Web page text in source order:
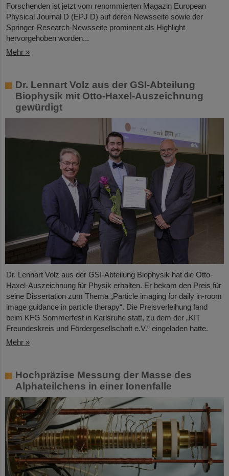
Forschenden ist jetzt vom renommierten Magazin European
Physical Journal D (EPJ D) auf deren Newsseite sowie der
Springer-Research-Newsseite prominent als Highlight
hervorgehoben worden...
Mehr »
Dr. Lennart Volz aus der GSI-Abteilung
Biophysik mit Otto-Haxel-Auszeichnung
gewürdigt
Dr. Lennart Volz aus der GSI-Abteilung Biophysik hat die Otto-
Haxel-Auszeichnung für Physik erhalten. Er bekam den Preis für
seine Dissertation zum Thema „Particle imaging for daily in-room
image guidance in particle therapy“. Die Preisverleihung fand
beim KFG Sommerfest in Karlsruhe statt, zu dem der „KIT
Freundeskreis und Fördergesellschaft e.V.“ eingeladen hatte.
Mehr »
Hochpräzise Messung der Masse des
Alphateilchens in einer Ionenfalle